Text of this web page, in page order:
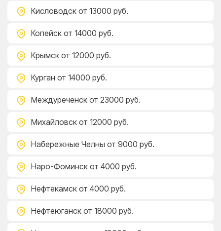
Кисловодск от 13000 руб.
Копейск от 14000 руб.
Крымск от 12000 руб.
Курган от 14000 руб.
Междуреченск от 23000 руб.
Михайловск от 12000 руб.
Набережные Челны от 9000 руб.
Наро-Фоминск от 4000 руб.
Нефтекамск от 4000 руб.
Нефтеюганск от 18000 руб.